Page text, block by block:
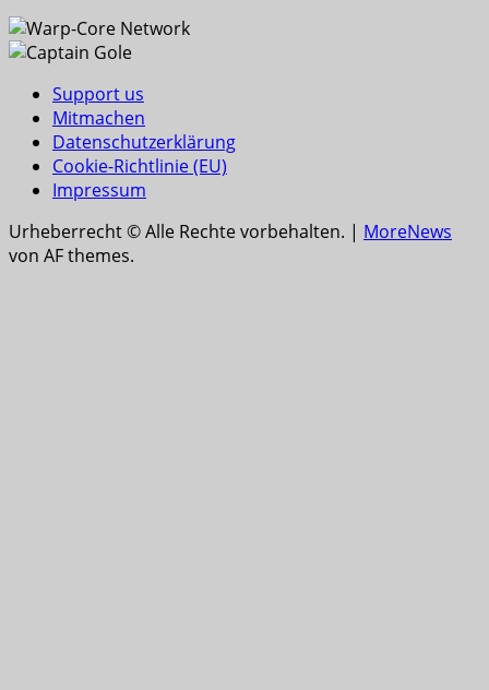
Support us
Mitmachen
Datenschutzerklärung
Cookie-Richtlinie (EU)
Impressum
Urheberrecht © Alle Rechte vorbehalten. | MoreNews
von AF themes.